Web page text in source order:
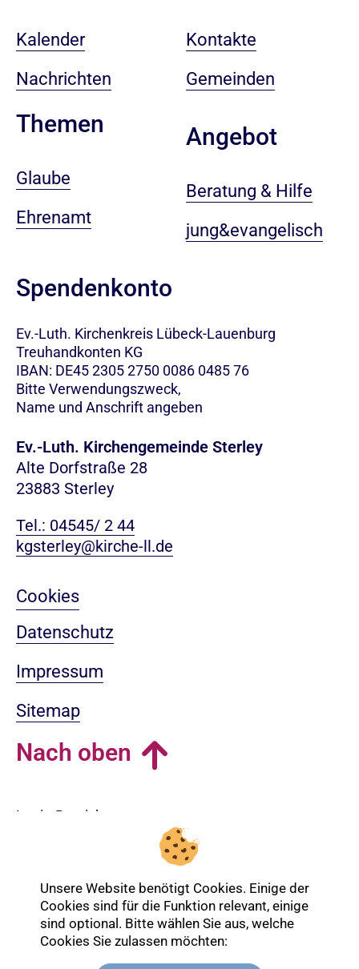
Kalender
Nachrichten
Themen
Glaube
Ehrenamt
Kontakte
Gemeinden
Angebot
Beratung & Hilfe
jung&evangelisch
Spendenkonto
Ev.-Luth. Kirchenkreis Lübeck-Lauenburg
Treuhandkonten KG
IBAN: DE45 2305 2750 0086 0485 76
Bitte Verwendungszweck,
Name und Anschrift angeben
Ev.-Luth. Kirchengemeinde Sterley
Alte Dorfstraße 28
23883 Sterley
Tel.: 04545/ 2 44
kgsterley@kirche-ll.de
Cookies
Datenschutz
Impressum
Sitemap
Nach oben
Login-Bereich
Unsere Website benötigt Cookies. Einige der
Cookies sind für die Funktion relevant, einige
sind optional. Bitte wählen Sie aus, welche
Cookies Sie zulassen möchten: